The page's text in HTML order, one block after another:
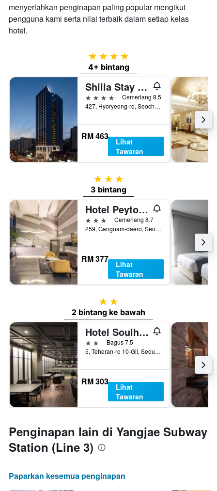
menyerlahkan penginapan paling popular mengikut
pengguna kami serta nilai terbaik dalam setiap kelas
hotel.
4 bintang
4+ bintang
Shilla Stay Seocho Gangnam Station
4 bintang
Cemerlang 8.5
427, Hyoryeong-ro, Seocho-gu, Seoul, Korea Selatan
RM 463
Lihat
Tawaran
3 bintang
3 bintang
Hotel Peyto Gangnam
3 bintangCemerlang 8.7
259, Gangnam-daero, Seocho-gu, Seoul, Korea Selatan
RM 377
Lihat
Tawaran
2 bintang
2 bintang ke bawah
Hotel Soulhada Gangnam
2 bintangBagus 7.5
5, Teheran-ro 10-Gil, Seoul, Korea Selatan
RM 303
Lihat
Tawaran
Penginapan lain di Yangjae Subway
Station (Line 3)
Paparkan kesemua penginapan